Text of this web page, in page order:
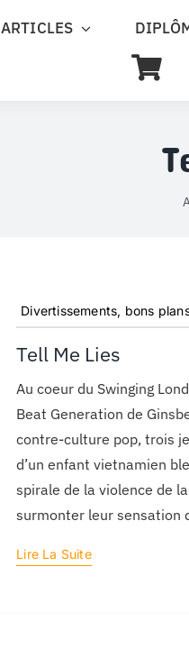
ARTICLES
Divertissements, bons
Tell Me Lies
Au coeur du Swinging
Beat Generation de
contre-culture pop, trois
d’un enfant vietnamien
spirale de la violence de
surmonter leur sensation
Lire La Suite